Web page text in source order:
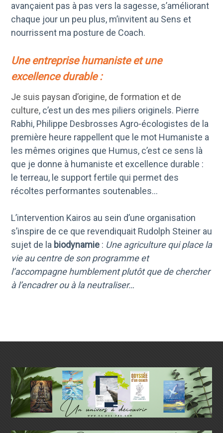
avançaient pas à pas vers la sagesse, s’améliorant
chaque jour un peu plus, m’invitent au Sens et
nourrissent ma posture de Coach.
Une entreprise humaniste et une
excellence durable :
Je suis paysan d’origine, de formation et de
culture, c’est un des mes piliers originels. Pierre
Rabhi, Philippe Desbrosses Agro-écologistes de la
première heure rappellent que le mot Humaniste a
les mêmes origines que Humus, c’est ce sens là
que je donne à humaniste et excellence durable :
le terreau, le support fertile qui permet des
récoltes performantes soutenables…
L’intervention Kairos au sein d’une organisation
s’inspire de ce que revendiquait Rudolph Steiner au
sujet de la biodynamie : Une agriculture qui place la
vie au centre de son programme et
l’accompagne humblement plutôt que de chercher
à l’encadrer ou à la neutraliser…